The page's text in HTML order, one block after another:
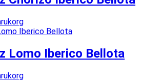
Lomo Iberico Bellota